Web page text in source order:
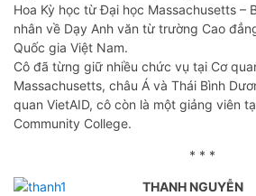
Hoa Kỳ học từ Đại học Massachusetts –
nhân về Dạy Anh văn từ trường Cao
Quốc gia Việt Nam.
Cô đã từng giữ nhiều chức vụ tại Cơ
Massachusetts, châu Á và Thái Bình
quan VietAID, cô còn là một giảng viên
Community College.
* * *
THANH NGUYỄN